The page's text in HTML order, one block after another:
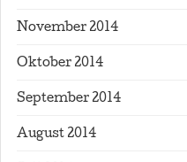
November 2014
Oktober 2014
September 2014
August 2014